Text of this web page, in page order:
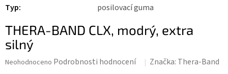
Typ: posilovací guma
THERA-BAND CLX, modrý, extra
silný
Průměrné
Neohodnoceno Podrobnosti hodnocení Značka: Thera-Band